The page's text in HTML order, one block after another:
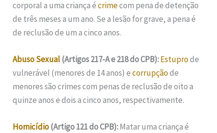
corporal a uma criança écrimecom pena de detenção
de três meses a um ano. Se a lesão for grave, a pena é
de reclusão de um a cinco anos.
Abuso Sexual(Artigos 217-A e 218 do CPB):Estuprode
vulnerável (menores de 14 anos) ecorrupçãode
menores são crimes com penas de reclusão de oito a
quinze anos e dois a cinco anos, respectivamente.
Homicídio(Artigo 121 do CPB):Matar uma criança é